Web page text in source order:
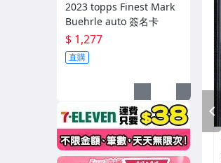
2023 topps Finest Mark
Buehrle auto 簽名卡
$ 1,277
直購